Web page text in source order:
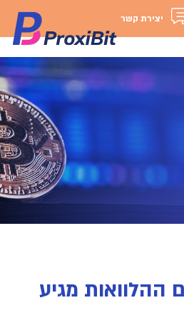
יצירת קשר
ההלוואות מגיע